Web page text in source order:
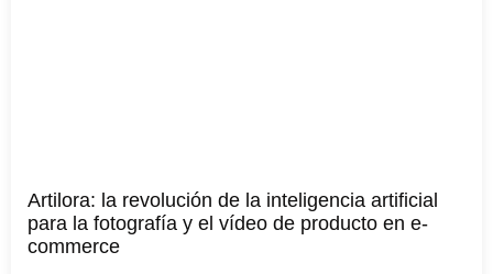
Artilora: la revolución de la inteligencia artificial
para la fotografía y el vídeo de producto en e-
commerce